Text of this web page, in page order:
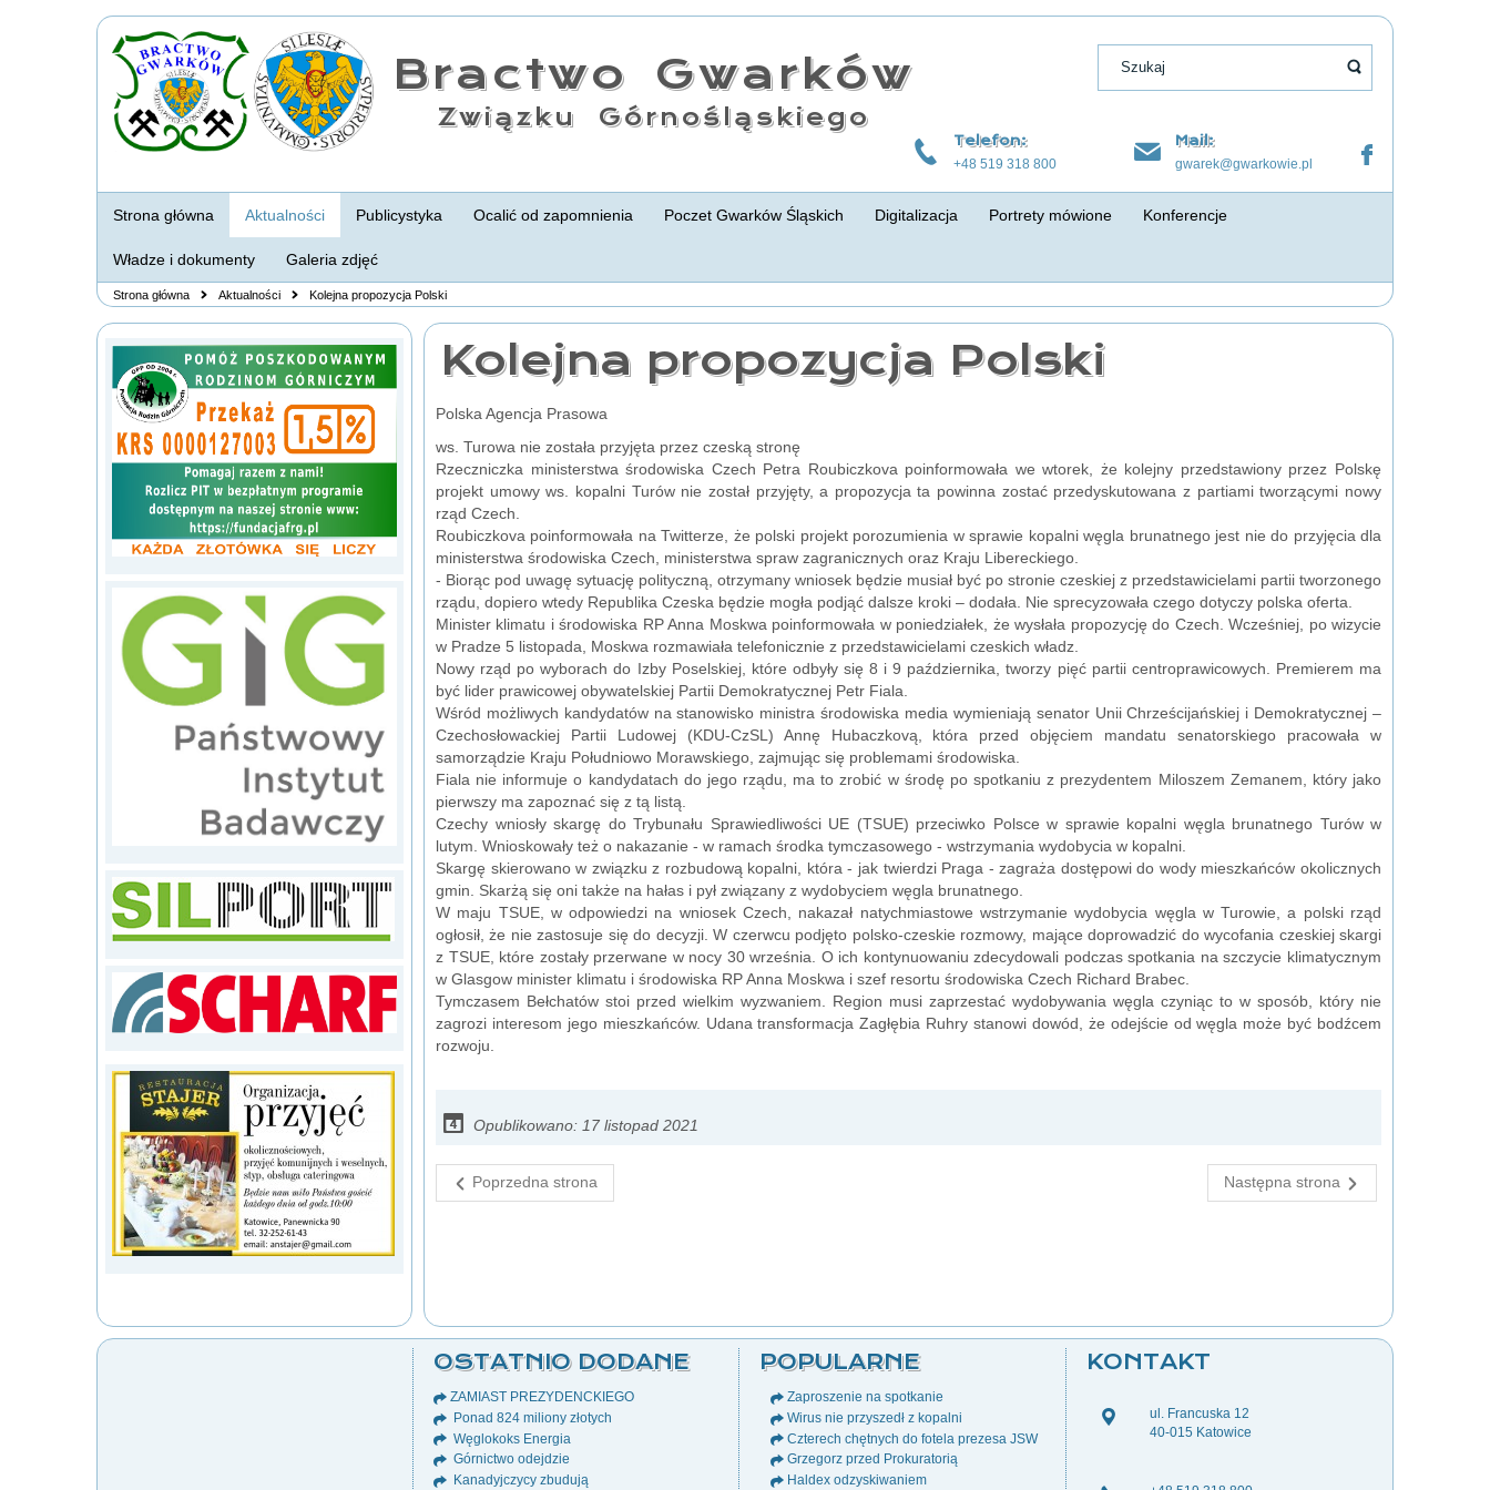
Bractwo Gwarków
Związku Górnośląskiego
Telefon:
+48 519 318 800
Mail:
gwarek@gwarkowie.pl
Strona główna Aktualności Publicystyka Ocalić od zapomnienia Poczet Gwarków Śląskich Digitalizacja Portrety mówione Konferencje
Władze i dokumenty Galeria zdjęć
Strona główna Aktualności Kolejna propozycja Polski
Kolejna propozycja Polski
Polska Agencja Prasowa
ws. Turowa nie została przyjęta przez czeską stronę
Rzeczniczka ministerstwa środowiska Czech Petra Roubiczkova poinformowała we wtorek, że kolejny przedstawiony przez Polskę
projekt umowy ws. kopalni Turów nie został przyjęty, a propozycja ta powinna zostać przedyskutowana z partiami tworzącymi nowy
rząd Czech.
Roubiczkova poinformowała na Twitterze, że polski projekt porozumienia w sprawie kopalni węgla brunatnego jest nie do przyjęcia dla
ministerstwa środowiska Czech, ministerstwa spraw zagranicznych oraz Kraju Libereckiego.
- Biorąc pod uwagę sytuację polityczną, otrzymany wniosek będzie musiał być po stronie czeskiej z przedstawicielami partii tworzonego
rządu, dopiero wtedy Republika Czeska będzie mogła podjąć dalsze kroki – dodała. Nie sprecyzowała czego dotyczy polska oferta.
Minister klimatu i środowiska RP Anna Moskwa poinformowała w poniedziałek, że wysłała propozycję do Czech. Wcześniej, po wizycie
w Pradze 5 listopada, Moskwa rozmawiała telefonicznie z przedstawicielami czeskich władz.
Nowy rząd po wyborach do Izby Poselskiej, które odbyły się 8 i 9 października, tworzy pięć partii centroprawicowych. Premierem ma
być lider prawicowej obywatelskiej Partii Demokratycznej Petr Fiala.
Wśród możliwych kandydatów na stanowisko ministra środowiska media wymieniają senator Unii Chrześcijańskiej i Demokratycznej –
Czechosłowackiej Partii Ludowej (KDU-CzSL) Annę Hubaczkovą, która przed objęciem mandatu senatorskiego pracowała w
samorządzie Kraju Południowo Morawskiego, zajmując się problemami środowiska.
Fiala nie informuje o kandydatach do jego rządu, ma to zrobić w środę po spotkaniu z prezydentem Miloszem Zemanem, który jako
pierwszy ma zapoznać się z tą listą.
Czechy wniosły skargę do Trybunału Sprawiedliwości UE (TSUE) przeciwko Polsce w sprawie kopalni węgla brunatnego Turów w
lutym. Wnioskowały też o nakazanie - w ramach środka tymczasowego - wstrzymania wydobycia w kopalni.
Skargę skierowano w związku z rozbudową kopalni, która - jak twierdzi Praga - zagraża dostępowi do wody mieszkańców okolicznych
gmin. Skarżą się oni także na hałas i pył związany z wydobyciem węgla brunatnego.
W maju TSUE, w odpowiedzi na wniosek Czech, nakazał natychmiastowe wstrzymanie wydobycia węgla w Turowie, a polski rząd
ogłosił, że nie zastosuje się do decyzji. W czerwcu podjęto polsko-czeskie rozmowy, mające doprowadzić do wycofania czeskiej skargi
z TSUE, które zostały przerwane w nocy 30 września. O ich kontynuowaniu zdecydowali podczas spotkania na szczycie klimatycznym
w Glasgow minister klimatu i środowiska RP Anna Moskwa i szef resortu środowiska Czech Richard Brabec.
Tymczasem Bełchatów stoi przed wielkim wyzwaniem. Region musi zaprzestać wydobywania węgla czyniąc to w sposób, który nie
zagrozi interesom jego mieszkańców. Udana transformacja Zagłębia Ruhry stanowi dowód, że odejście od węgla może być bodźcem
rozwoju.
Opublikowano: 17 listopad 2021
Poprzedna strona Następna strona
OSTATNIO DODANE
ZAMIAST PREZYDENCKIEGO
Ponad 824 miliony złotych
Węglokoks Energia
Górnictwo odejdzie
Kanadyjczycy zbudują
POPULARNE
Zaproszenie na spotkanie
Wirus nie przyszedł z kopalni
Czterech chętnych do fotela prezesa JSW
Grzegorz przed Prokuratorią
Haldex odzyskiwaniem
KONTAKT
ul. Francuska 12
40-015 Katowice